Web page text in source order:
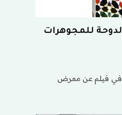
للمجوهرات
في فيلم عن معرض